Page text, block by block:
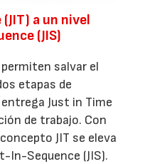
a un nivel
(JIS)
permiten salvar el
etapas de
Just in Time
de trabajo. Con
JIT se eleva
In-Sequence (JIS).